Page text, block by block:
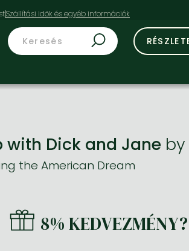
with Dick and Jane by
the American Dream
8% KEDVEZMÉNY?